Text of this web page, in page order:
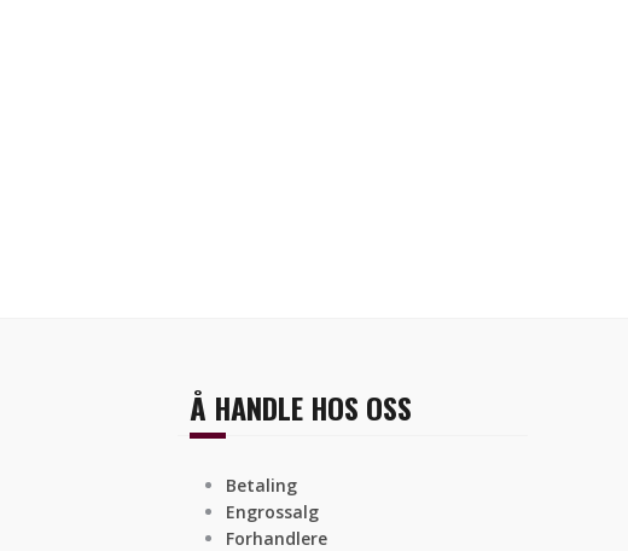
Å HANDLE HOS OSS
Betaling
Engrossalg
Forhandlere